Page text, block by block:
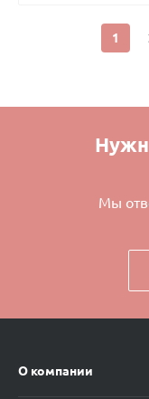
1
Мы
О компании